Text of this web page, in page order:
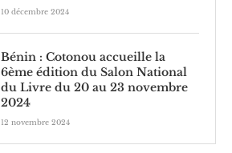
10 décembre 2024
Bénin : Cotonou accueille la
6ème édition du Salon National
du Livre du 20 au 23 novembre
2024
12 novembre 2024